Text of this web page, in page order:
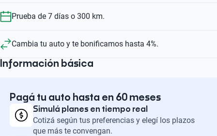
Prueba de 7 días o 300 km.
Cambia tu auto y te bonificamos hasta 4%.
Información básica
Pagá tu auto hasta en 60 meses
Simulá planes en tiempo real
Cotizá según tus preferencias y elegí los plazos
que más te convengan.